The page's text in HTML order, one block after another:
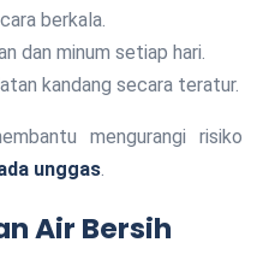
berkala.
dan minum setiap hari.
kandang secara teratur.
mengurangi risiko
unggas
Air Bersih